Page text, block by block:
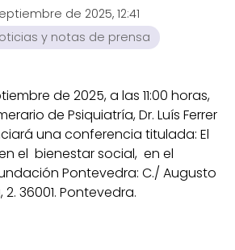
de 2025, 12:41
y notas de prensa
de 2025, a las 11:00 horas,
de Psiquiatría, Dr. Luís Ferrer
una conferencia titulada: El
el bienestar social, en el
Pontevedra: C./ Augusto
36001. Pontevedra.